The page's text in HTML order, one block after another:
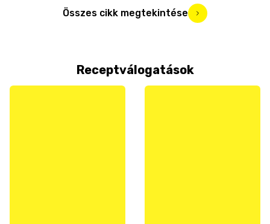
Összes cikk megtekintése
Receptválogatások